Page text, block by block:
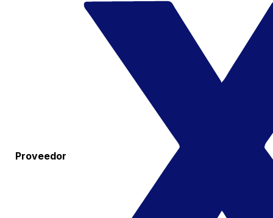
Proveedor